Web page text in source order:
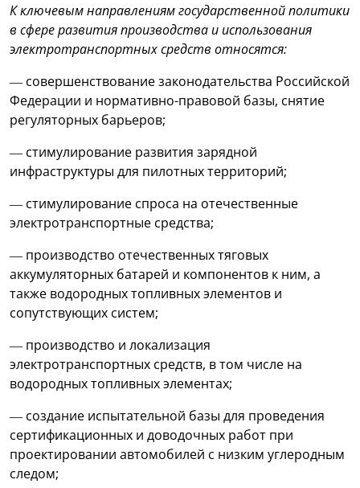
К ключевым направлениям государственной политики
в сфере развития производства и использования
электротранспортных средств относятся:
— совершенствование законодательства Российской
Федерации и нормативно-правовой базы, снятие
регуляторных барьеров;
— стимулирование развития зарядной
инфраструктуры для пилотных территорий;
— стимулирование спроса на отечественные
электротранспортные средства;
— производство отечественных тяговых
аккумуляторных батарей и компонентов к ним, а
также водородных топливных элементов и
сопутствующих систем;
— производство и локализация
электротранспортных средств, в том числе на
водородных топливных элементах;
— создание испытательной базы для проведения
сертификационных и доводочных работ при
проектировании автомобилей с низким углеродным
следом;